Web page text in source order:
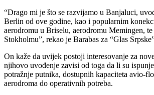
“Drago mi je što se razvijamo u Banjaluci,
Berlin od ove godine, kao i popularnim
aerodromu u Briselu, aerodromu Memingen, te
Stokholmu”, rekao je Barabas za “Glas
On kaže da uvijek postoji interesovanje za
njihovo uvođenje zavisi od toga da li su
potražnje putnika, dostupnih kapaciteta avio-
aerodroma do operativnih potreba.